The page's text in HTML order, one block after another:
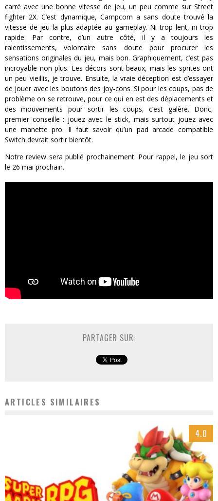
carré avec une bonne vitesse de jeu, un peu comme sur Street
fighter 2X. C’est dynamique, Campcom a sans doute trouvé la
vitesse de jeu la plus adaptée au gameplay. Ni trop lent, ni trop
rapide. Par contre, d’un autre côté, il y a toujours les
ralentissements, volontaire sans doute pour procurer les
sensations originales du jeu, mais bon. Graphiquement, c’est pas
incroyable non plus. Les décors sont beaux, mais les sprites ont
un peu vieillis, je trouve. Ensuite, la vraie déception est d’essayer
de jouer avec les boutons des joy-cons. Si pour les coups, pas de
problème on se retrouve, pour ce qui en est des déplacements et
des mouvements pour sortir les coups, c’est galère. Donc,
premier conseille : jouez avec le stick, mais surtout jouez avec
une manette pro. Il faut savoir qu’un pad arcade compatible
Switch devrait sortir bientôt.
Notre review sera publié prochainement. Pour rappel, le jeu sort
le 26 mai prochain.
PARTAGER SUR:
ARTICLES SIMILAIRES
4.0